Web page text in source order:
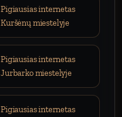
Pigiausias internetas
Kuršėnų miestelyje
Pigiausias internetas
Jurbarko miestelyje
Pigiausias internetas